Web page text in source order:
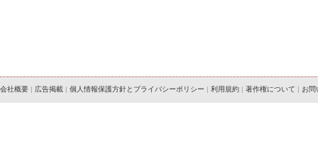
会社概要 | 広告掲載 | 個人情報保護方針とプライバシーポリシー | 利用規約 | 著作権について | お問